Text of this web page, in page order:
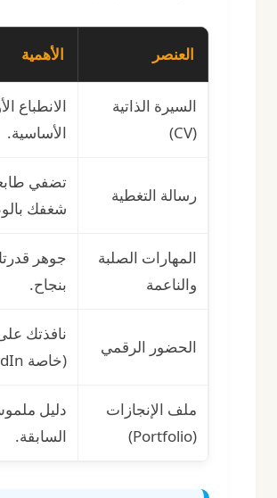
العنصر الأهمية
السيرة الذاتية
(CV)
الانطباع
الأساسية.
رسالة التغطية
تضفي
شغفك
المهارات الصلبة
والناعمة
جوهر
بنجاح.
الحضور الرقمي
نافذتك
(خاصة LinkedIn).
ملف الإنجازات
(Portfolio)
دليل
السابقة.